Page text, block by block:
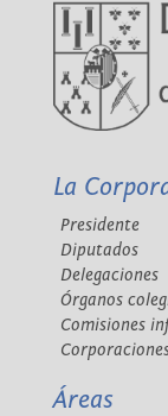
La
Presidente
Diputados
Delegaciones
Órganos
Comisiones
Áreas